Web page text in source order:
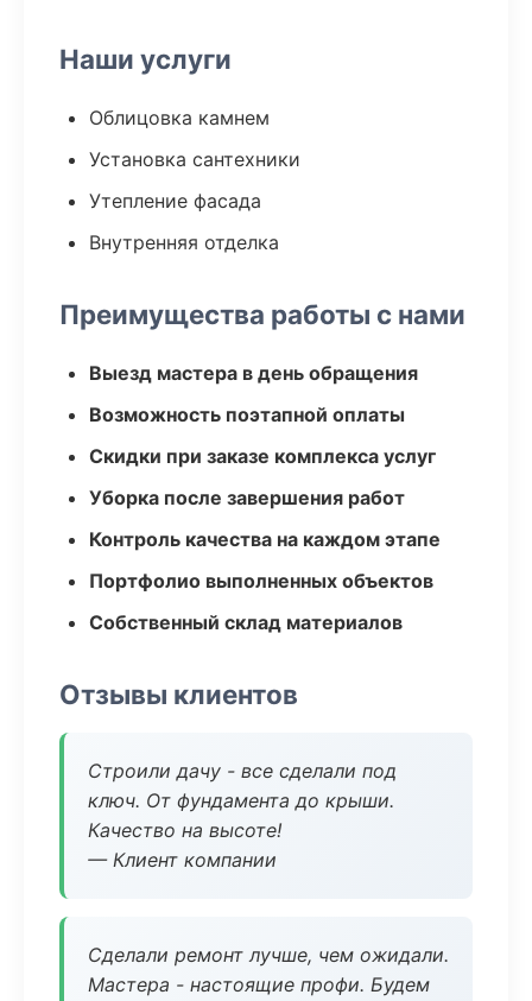
Наши услуги
Облицовка камнем
Установка сантехники
Утепление фасада
Внутренняя отделка
Преимущества работы с нами
Выезд мастера в день обращения
Возможность поэтапной оплаты
Скидки при заказе комплекса услуг
Уборка после завершения работ
Контроль качества на каждом этапе
Портфолио выполненных объектов
Собственный склад материалов
Отзывы клиентов
Строили дачу - все сделали под
ключ. От фундамента до крыши.
Качество на высоте!
— Клиент компании
Сделали ремонт лучше, чем ожидали.
Мастера - настоящие профи. Будем